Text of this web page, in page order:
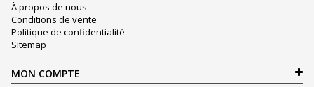
À propos de nous
Conditions de vente
Politique de confidentialité
Sitemap
MON COMPTE